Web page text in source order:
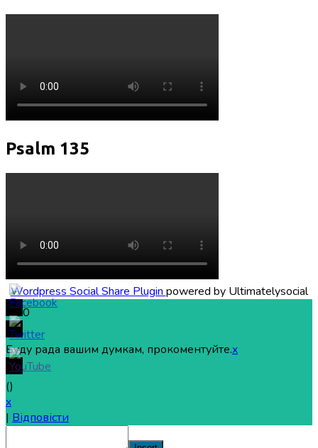
Psalm 135
Wordpress Social Share Plugin powered by Ultimatelysocial
0
Буду рада вашим думкам, прокоментуйте.x
()
x
| Відповісти